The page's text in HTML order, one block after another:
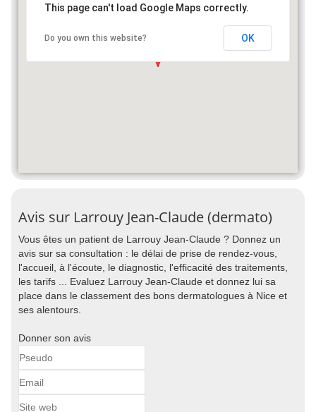
This page can't load Google Maps correctly.
Do you own this website? OK
Avis sur Larrouy Jean-Claude (dermato)
Vous êtes un patient de Larrouy Jean-Claude ? Donnez un
avis sur sa consultation : le délai de prise de rendez-vous,
l'accueil, à l'écoute, le diagnostic, l'efficacité des traitements,
les tarifs ... Evaluez Larrouy Jean-Claude et donnez lui sa
place dans le classement des bons dermatologues à Nice et
ses alentours.
Donner son avis